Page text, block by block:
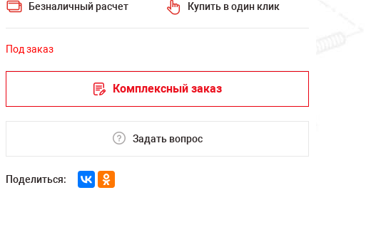
Безналичный расчет Купить в один клик
Под заказ
Комплексный заказ
Задать вопрос
Поделиться: